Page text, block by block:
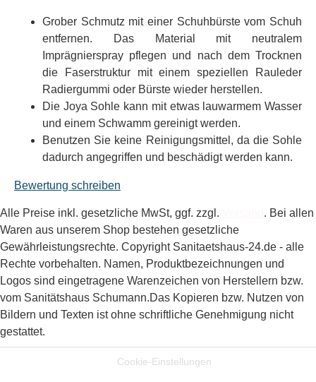
Grober Schmutz mit einer Schuhbürste vom Schuh
entfernen. Das Material mit neutralem
Imprägnierspray pflegen und nach dem Trocknen
die Faserstruktur mit einem speziellen Rauleder
Radiergummi oder Bürste wieder herstellen.
Die Joya Sohle kann mit etwas lauwarmem Wasser
und einem Schwamm gereinigt werden.
Benutzen Sie keine Reinigungsmittel, da die Sohle
dadurch angegriffen und beschädigt werden kann.
Bewertung schreiben
Alle Preise inkl. gesetzliche MwSt, ggf. zzgl.
. Bei allen
Waren aus unserem Shop bestehen gesetzliche
Gewährleistungsrechte. Copyright Sanitaetshaus-24.de - alle
Rechte vorbehalten. Namen, Produktbezeichnungen und
Logos sind eingetragene Warenzeichen von Herstellern bzw.
vom Sanitätshaus Schumann.Das Kopieren bzw. Nutzen von
Bildern und Texten ist ohne schriftliche Genehmigung nicht
gestattet.
Cookie-Einstellungen